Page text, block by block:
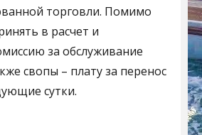
торговли. Помимо
в расчет и
за обслуживание
свопы – плату за перенос
сутки.